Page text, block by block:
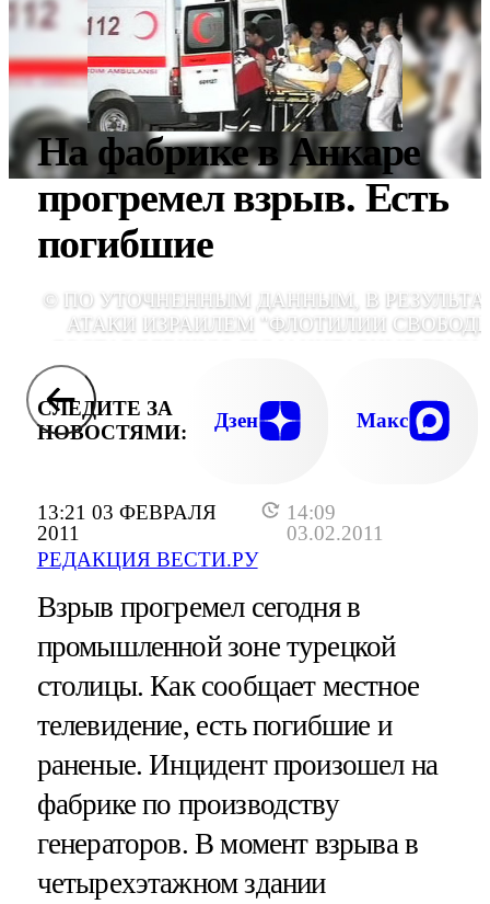
13:21 03 ФЕВРАЛЯ
2011
14:09
03.02.2011
РЕДАКЦИЯ ВЕСТИ.РУ
На фабрике в Анкаре
прогремел взрыв. Есть
погибшие
© ПО УТОЧНЕННЫМ ДАННЫМ, В
АТАКИ ИЗРАИЛЕМ "ФЛОТИЛИИ
СЕКТОР ГАЗА, ПОГИБ ОДИН
США И ЕЩЕ ОДИН ПОЛУЧИЛ
СЛЕДИТЕ ЗА
НОВОСТЯМИ:
Дзен Макс
Взрыв прогремел сегодня в
промышленной зоне турецкой
столицы. Как сообщает местное
телевидение, есть погибшие и
раненые. Инцидент произошел на
фабрике по производству
генераторов. В момент взрыва в
четырехэтажном здании